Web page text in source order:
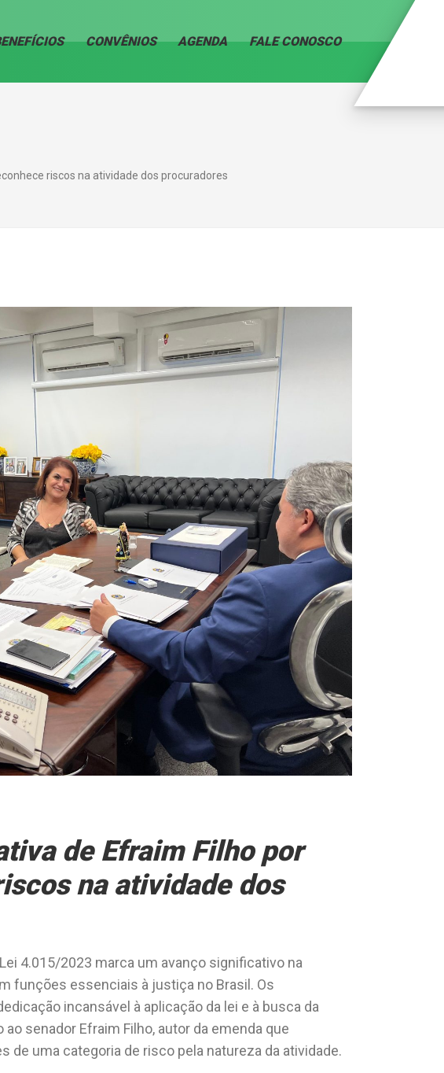
CONVÊNIOS AGENDA FALE CONOSCO
riscos na atividade dos procuradores
de Efraim Filho por
na atividade dos
4.015/2023 marca um avanço significativo na
funções essenciais à justiça no Brasil. Os
incansável à aplicação da lei e à busca da
senador Efraim Filho, autor da emenda que
uma categoria de risco pela natureza da atividade.